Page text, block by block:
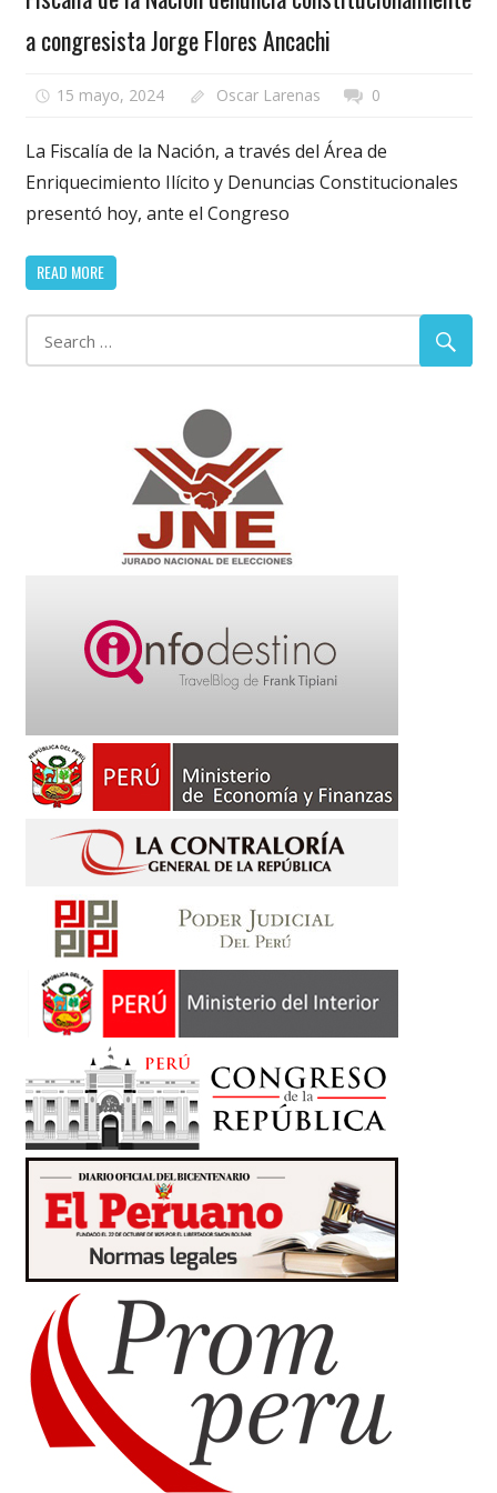
a congresista Jorge Flores Ancachi
15 mayo, 2024 Oscar Larenas 0
La Fiscalía de la Nación, a través del Área de
Enriquecimiento Ilícito y Denuncias Constitucionales
presentó hoy, ante el Congreso
READ MORE